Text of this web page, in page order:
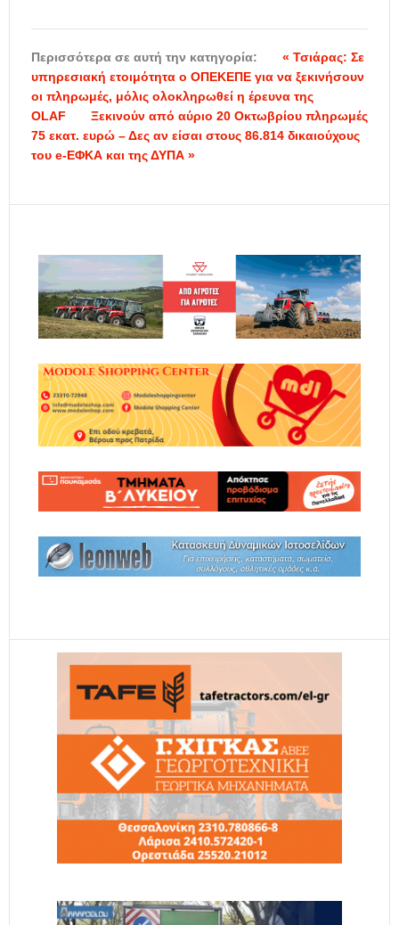
Περισσότερα σε αυτή την κατηγορία:
« Τσιάρας: Σε
υπηρεσιακή ετοιμότητα ο ΟΠΕΚΕΠΕ για να ξεκινήσουν
οι πληρωμές, μόλις ολοκληρωθεί η έρευνα της
OLAF
Ξεκινούν από αύριο 20 Οκτωβρίου πληρωμές
75 εκατ. ευρώ – Δες αν είσαι στους 86.814 δικαιούχους
του e-ΕΦΚΑ και της ΔΥΠΑ »